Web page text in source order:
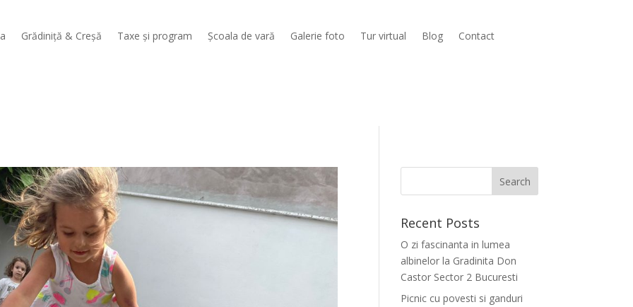
Grădiniță & Creșă Taxe și program Școala de vară Galerie foto Tur virtual Blog Contact
Recent Posts
O zi fascinanta in lumea
albinelor la Gradinita Don
Castor Sector 2 Bucuresti
Picnic cu povesti si ganduri